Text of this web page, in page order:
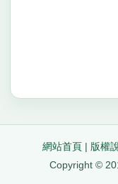
網站首頁 | 版權
Copyright ©